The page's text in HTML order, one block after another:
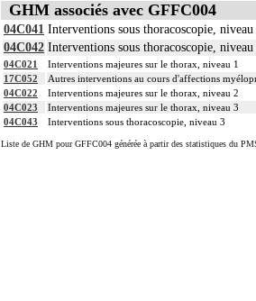
GHM associés avec GFFC004
04C041 Interventions sous thoracoscopie, niveau
04C042 Interventions sous thoracoscopie, niveau
04C021
Interventions majeures sur le thorax, niveau 1
17C052
Autres interventions au cours d'affections
04C022
Interventions majeures sur le thorax, niveau 2
04C023
Interventions majeures sur le thorax, niveau 3
04C043
Interventions sous thoracoscopie, niveau 3
Liste de GHM pour GFFC004 générée à partir des statistiques du